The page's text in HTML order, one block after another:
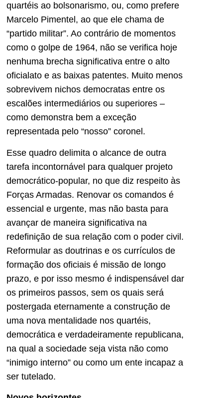
quartéis ao bolsonarismo, ou, como prefere
Marcelo Pimentel, ao que ele chama de
“partido militar”. Ao contrário de momentos
como o golpe de 1964, não se verifica hoje
nenhuma brecha significativa entre o alto
oficialato e as baixas patentes. Muito menos
sobrevivem nichos democratas entre os
escalões intermediários ou superiores –
como demonstra bem a exceção
representada pelo “nosso” coronel.
Esse quadro delimita o alcance de outra
tarefa incontornável para qualquer projeto
democrático-popular, no que diz respeito às
Forças Armadas. Renovar os comandos é
essencial e urgente, mas não basta para
avançar de maneira significativa na
redefinição de sua relação com o poder civil.
Reformular as doutrinas e os currículos de
formação dos oficiais é missão de longo
prazo, e por isso mesmo é indispensável dar
os primeiros passos, sem os quais será
postergada eternamente a construção de
uma nova mentalidade nos quartéis,
democrática e verdadeiramente republicana,
na qual a sociedade seja vista não como
“inimigo interno” ou como um ente incapaz a
ser tutelado.